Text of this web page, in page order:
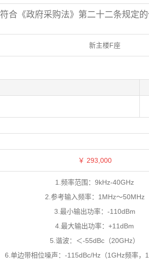
符合《政府采购法》第二十二条规定
新主楼F座
￥ 293,000
1.频率范围：9kHz-40GHz
2.参考输入频率：1MHz～50MHz
3.最小输出功率：-110dBm
4.最大输出功率：+11dBm
5.谐波：＜-55dBc（20GHz）
6.单边带相位噪声：-115dBc/Hz（1GHz频率，